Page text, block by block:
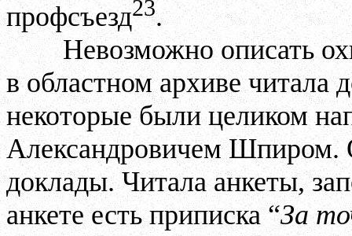
профсъезд23.
Невозможно описать
в областном архиве читала
некоторые были целиком
Александровичем Шпиром.
доклады. Читала анкеты,
анкете есть приписка “За